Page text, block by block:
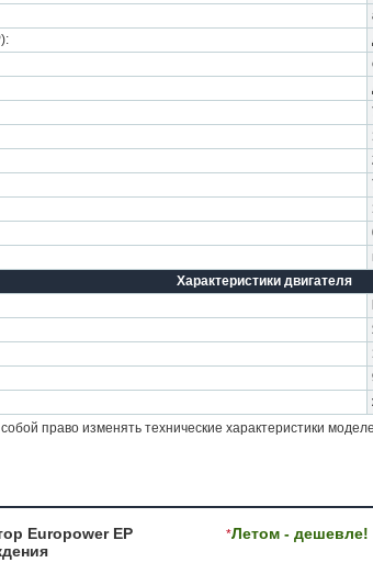
Характеристики двигателя
право изменять технические характеристики
Europower EP
*Летом - дешевле!